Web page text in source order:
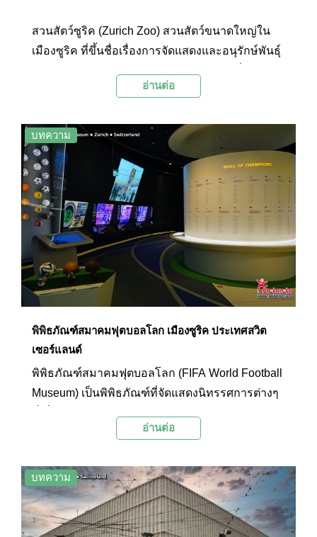
สวนสัตว์ซูริค (Zurich Zoo) สวนสัตว์ขนาดใหญ่ใน
เมืองซูริค ที่ขึ้นชื่อเรื่องการจัดแสดงและอนุรักษ์พันธุ์
หนึ่ง ภายในสวนสัตว์แห่งนี้ทำหน้าที่เป็นบ้านให้กับ
หนาวไปจนถึงสัตว์ป่าเขตร้อนในแอฟริกา นอกจากนี้
ยังมีช้างไทยใน “สวนช้างแก่งกระจาน” ด้วย
อ่านต่อ
บทความ
พิพิธภัณฑ์สมาคมฟุตบอลโลก เมืองซูริค ประเทศสวิต
เซอร์แลนด์
พิพิธภัณฑ์สมาคมฟุตบอลโลก (FIFA World Football
Museum) เป็นพิพิธภัณฑ์ที่จัดแสดงนิทรรศการต่างๆ
วิวัฒนาการของฟุตบอลในช่วงหลายปีที่ผ่านมา ซึ่งจะ
เข้ามาเยี่ยมชมพิพิธภัณฑ์แห่งนี้
อ่านต่อ
บทความ